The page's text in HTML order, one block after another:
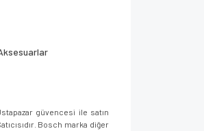
güvencesi ile satın
Bosch marka diğer